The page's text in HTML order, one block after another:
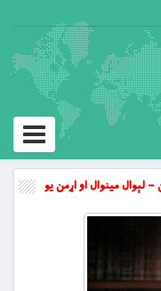
Toggle
لېوال مینوال او اړمن یو